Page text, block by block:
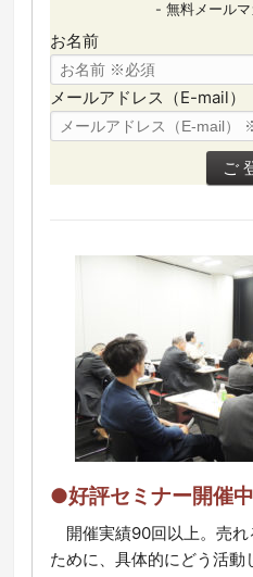
- 無料メール
お名前
メールアドレス（E-mail）
●好評セミナー開催中
開催実績90回以上。売
ために、具体的にどう活